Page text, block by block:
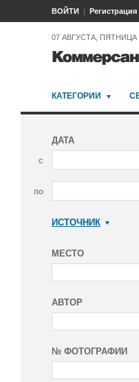
ВОЙТИ Регистрация
07 АВГУСТА, ПЯТНИЦА
КАТЕГОРИИ
ДАТА
с
по
ИСТОЧНИК
МЕСТО
АВТОР
№ ФОТОГРАФИИ